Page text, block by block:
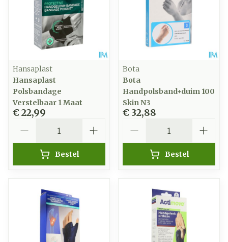
Hansaplast
Hansaplast
Polsbandage
Verstelbaar 1 Maat
€ 22,99
Bestel
Bota
Bota
Handpolsband+duim 100
Skin N3
€ 32,88
Bestel